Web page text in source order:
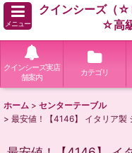
メニュー
クインシーズ（
☆高
クインシーズ実店
舗案内
カテゴリ
ホーム > センターテーブル
> 最安値！【4146】 イタリア製